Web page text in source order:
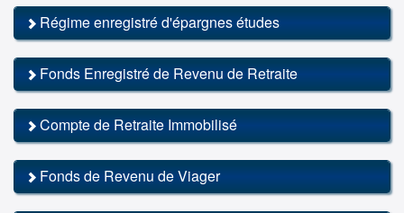
Régime enregistré d'épargnes études
Fonds Enregistré de Revenu de Retraite
Compte de Retraite Immobilisé
Fonds de Revenu de Viager